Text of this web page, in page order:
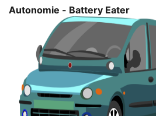
Autonomie - Battery Eater